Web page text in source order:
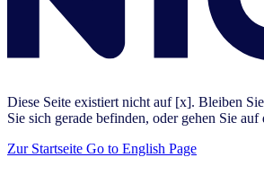
Diese Seite existiert nicht auf [x]. Bleiben
Sie sich gerade befinden, oder gehen Sie
Zur Startseite Go to English Page